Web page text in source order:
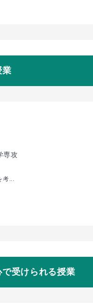
業
専攻
考...
受けられる授業